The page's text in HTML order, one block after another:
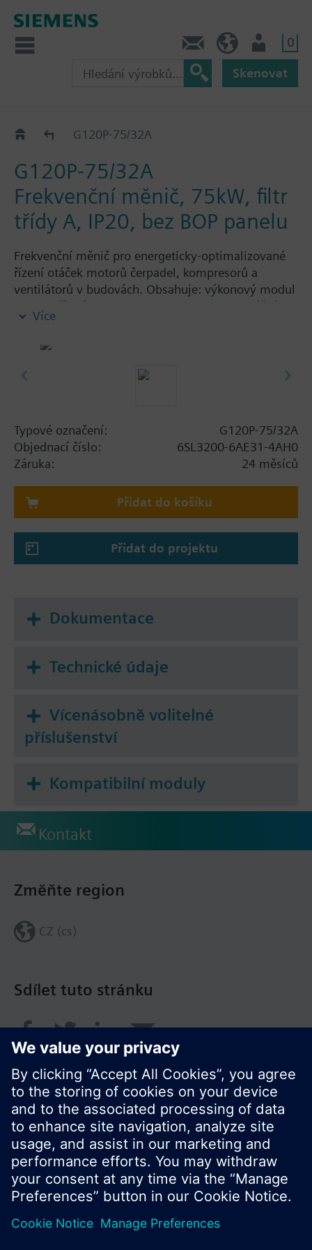
0
Skenovat
G120P..2AG120P-75/32A
G120P-75/32A
Frekvenční měnič, 75kW, filtr
třídy A, IP20, bez BOP panelu
Frekvenční měnič pro energeticky-optimalizované
řízení otáček motorů čerpadel, kompresorů a
ventilátorů v budovách. Obsahuje: výkonový modul
PM230, řídicí jednotku CU230P-2-BT s montážním
plechem na odstínění, bez panelu.
Additional info
When using a screening kit for the Power Module
mm, and with an IOP 20 mm.
Více
Typové označení:
G120P-75/32A
Objednací číslo:
6SL3200-6AE31-4AH0
Záruka:
24 měsíců
Přidat do košíku
Přidat do projektu
Dokumentace
Technické údaje
Vícenásobně volitelné
příslušenství
Kompatibilní moduly
Kontakt
Sdílet tuto stránku
Změňte region
CZ (cs)
© Siemens Switzerland Ltd. 2017
Portfolio výrobků a ceny se mohou pro každou